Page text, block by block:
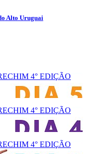
Alto Uruguai
4° EDIÇÃO
4° EDIÇÃO
4° EDIÇÃO